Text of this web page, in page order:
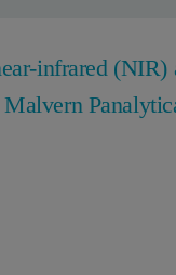
infrared